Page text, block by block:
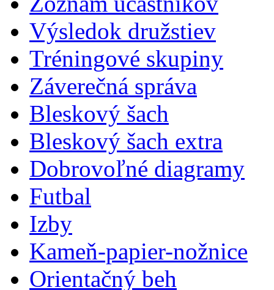
Výsledok družstiev
Tréningové skupiny
Záverečná správa
Bleskový šach
Bleskový šach extra
Dobrovoľné diagramy
Futbal
Izby
Kameň-papier-nožnice
Orientačný beh